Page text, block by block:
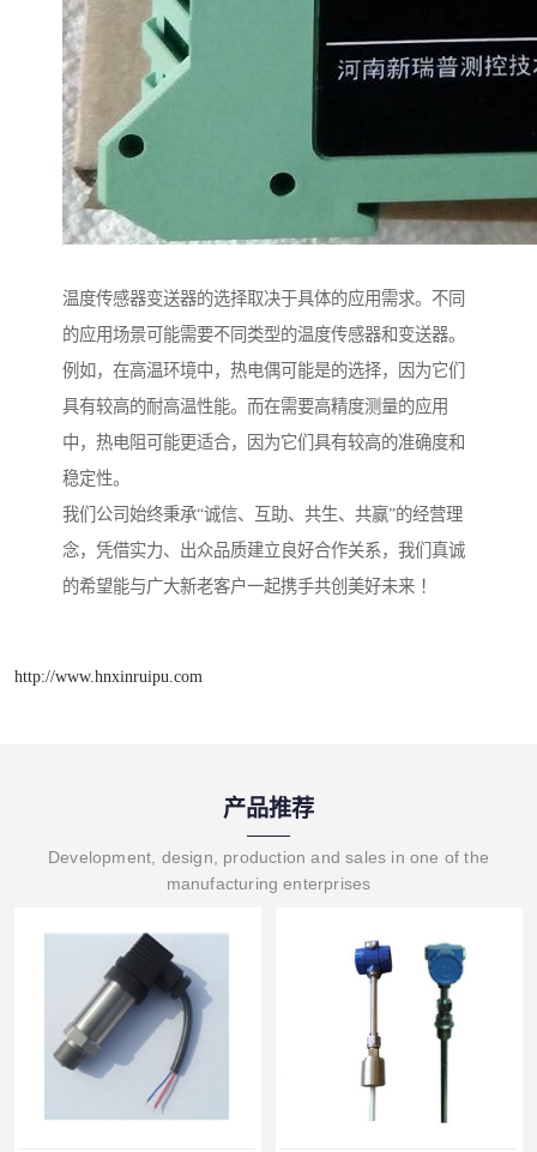
温度传感器变送器的选择取决于具体的应用需求。不同
的应用场景可能需要不同类型的温度传感器和变送器。
例如，在高温环境中，热电偶可能是的选择，因为它们
具有较高的耐高温性能。而在需要高精度测量的应用
中，热电阻可能更适合，因为它们具有较高的准确度和
稳定性。
我们公司始终秉承“诚信、互助、共生、共赢”的经营理
念，凭借实力、出众品质建立良好合作关系，我们真诚
的希望能与广大新老客户一起携手共创美好未来 ！
http://www.hnxinruipu.com
产品推荐
Development, design, production and sales in one of the
manufacturing enterprises